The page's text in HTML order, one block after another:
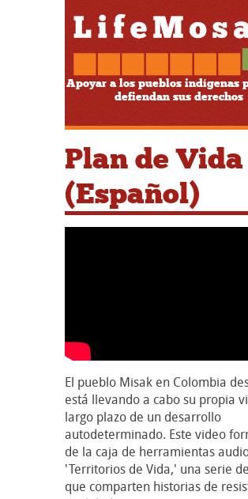
Apoyar a los pueblos indígenas
defiendan sus derechos
Plan de Vida
(Español)
El pueblo Misak en Colombia
está llevando a cabo su propia
largo plazo de un desarrollo
autodeterminado. Este video
de la caja de herramientas
'Territorios de Vida,' una serie
que comparten historias de